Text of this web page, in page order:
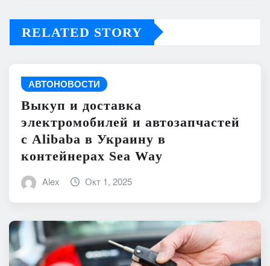
RELATED STORY
АВТОНОВОСТИ
Выкуп и доставка
электромобилей и автозапчастей
с Alibaba в Украину в
контейнерах Sea Way
Alex Окт 1, 2025